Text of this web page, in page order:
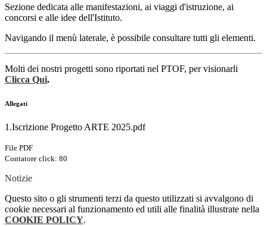
Sezione dedicata alle manifestazioni, ai viaggi d'istruzione, ai
concorsi e alle idee dell'Istituto.
Navigando il menù laterale, è possibile consultare tutti gli elementi.
Molti dei nostri progetti sono riportati nel PTOF, per visionarli
Clicca Qui.
Allegati
1.Iscrizione Progetto ARTE 2025.pdf
File PDF
Contatore click: 80
Notizie
Questo sito o gli strumenti terzi da questo utilizzati si avvalgono di
cookie necessari al funzionamento ed utili alle finalità illustrate nella
COOKIE POLICY.